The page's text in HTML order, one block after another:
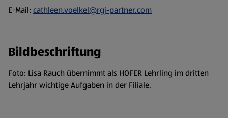
E-Mail: cathleen.voelkel@rgj-partner.com
Bildbeschriftung
Foto: Lisa Rauch übernimmt als HOFER Lehrling im dritten
Lehrjahr wichtige Aufgaben in der Filiale.